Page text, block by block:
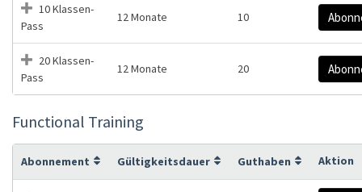
10 Klassen-
Pass
12 Monate 10
20 Klassen-
Pass
12 Monate 20
Functional Training
Abonnement Gültigkeitsdauer Guthaben Aktion